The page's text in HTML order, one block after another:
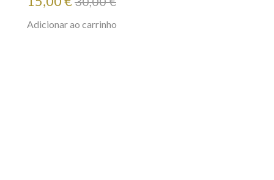
regular
Adicionar ao carrinho